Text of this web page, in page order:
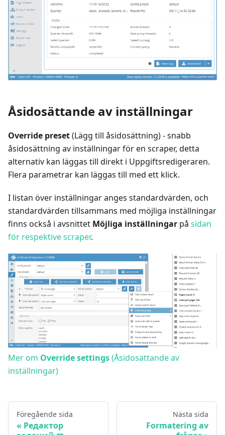
Åsidosättande av inställningar
Override preset(Lägg till åsidosättning) - snabb
åsidosättning av inställningar för en scraper, detta
alternativ kan läggas till direkt i Uppgiftsredigeraren.
Flera parametrar kan läggas till med ett klick.
I listan över inställningar anges standardvärden, och
standardvärden tillsammans med möjliga inställningar
finns också i avsnittet Möjliga inställningar på sidan
för respektive scraper.
Mer om Override settings(Åsidosättande av
inställningar)
Föregående sida
Редактор
Nästa sida
Formatering av